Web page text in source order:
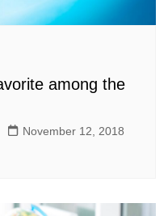
among the
November 12, 2018